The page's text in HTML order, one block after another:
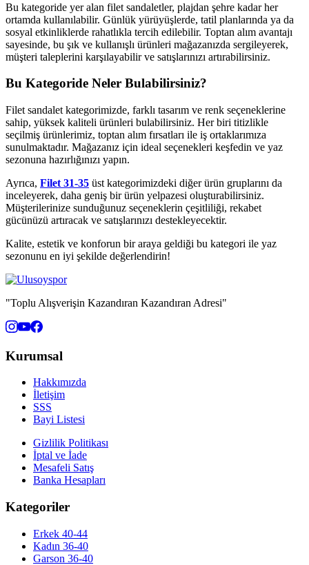
Bu kategoride yer alan filet sandaletler, plajdan şehre kadar her
ortamda kullanılabilir. Günlük yürüyüşlerde, tatil planlarında ya da
sosyal etkinliklerde rahatlıkla tercih edilebilir. Toptan alım avantajı
sayesinde, bu şık ve kullanışlı ürünleri mağazanızda sergileyerek,
müşteri taleplerini karşılayabilir ve satışlarınızı artırabilirsiniz.
Bu Kategoride Neler Bulabilirsiniz?
Filet sandalet kategorimizde, farklı tasarım ve renk seçeneklerine
sahip, yüksek kaliteli ürünleri bulabilirsiniz. Her biri titizlikle
seçilmiş ürünlerimiz, toptan alım fırsatları ile iş ortaklarımıza
sunulmaktadır. Mağazanız için ideal seçenekleri keşfedin ve yaz
sezonuna hazırlığınızı yapın.
Ayrıca, Filet 31-35 üst kategorimizdeki diğer ürün gruplarını da
inceleyerek, daha geniş bir ürün yelpazesi oluşturabilirsiniz.
Müşterilerinize sunduğunuz seçeneklerin çeşitliliği, rekabet
gücünüzü artıracak ve satışlarınızı destekleyecektir.
Kalite, estetik ve konforun bir araya geldiği bu kategori ile yaz
sezonunu en iyi şekilde değerlendirin!
"Toplu Alışverişin Kazandıran Kazandıran Adresi"
Kurumsal
Hakkımızda
İletişim
SSS
Bayi Listesi
Gizlilik Politikası
İptal ve İade
Mesafeli Satış
Banka Hesapları
Kategoriler
Erkek 40-44
Kadın 36-40
Garson 36-40